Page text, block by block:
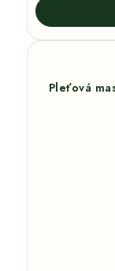
Pleťová